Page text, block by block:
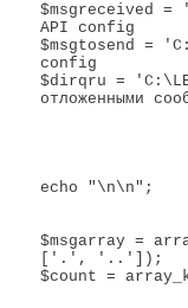
$msgreceived =
API config
$msgtosend =
config
$dirqru =
отложенными
echo "\n\n";
$msgarray =
['.', '..']);
$count =